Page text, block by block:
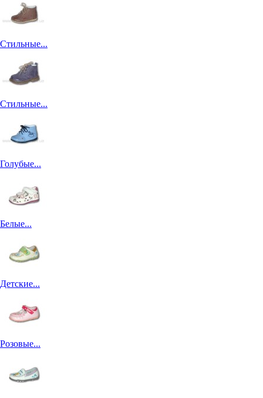
Стильные...
Стильные...
Голубые...
Белые...
Детские...
Розовые...